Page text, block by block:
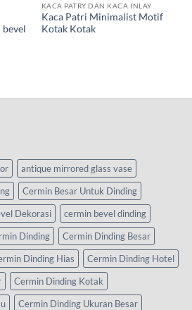
KACA PATRY DAN KACA INLAY
Kaca Patri Minimalist Motif
Kotak Kotak
antique mirrored glass vase
Cermin Besar Untuk Dinding
Dekorasi
cermin bevel dinding
Dinding
Cermin Dinding Besar
Dinding Hias
Cermin Dinding Hotel
Cermin Dinding Kotak
Cermin Dinding Ukuran Besar